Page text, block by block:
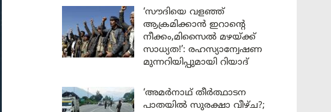
‘സൗദിയെ വളഞ്ഞ്
ആക്രമിക്കാൻ ഇറാന്റെ
നീക്കം,മിസൈൽ മഴയ്ക്ക്
സാധ്യത!’: രഹസ്യാന്വേഷണ
മുന്നറിയിപ്പുമായി റിയാദ്
‘അമർനാഥ് തീർത്ഥാടന
പാതയിൽ സുരക്ഷാ വീഴ്ച?;